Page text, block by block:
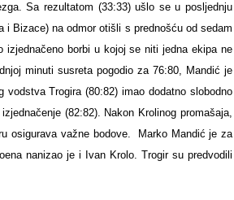
. Sa rezultatom (33:33) ušlo se u posljednju
i Bizace) na odmor otišli s prednošću od sedam
borbi u kojoj se niti jedna ekipa ne
minuti susreta pogodio za 76:80, Mandić je
vodstva Trogira (80:82) imao dodatno slobodno
(82:82). Nakon Krolinog promašaja,
osigurava važne bodove. Marko Mandić je za
nanizao je i
Ivan Krolo. Trogir su predvodili